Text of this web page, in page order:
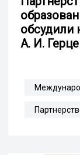
обсудили
А. И.